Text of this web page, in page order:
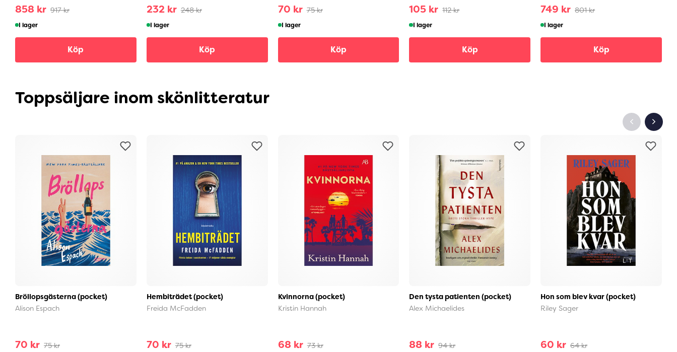
858 kr 917 kr
I lager
Köp
232 kr 248 kr
I lager
Köp
70 kr 75 kr
I lager
Köp
105 kr 112 kr
I lager
Köp
749 kr 801 kr
I lager
Köp
Toppsäljare inom skönlitteratur
Bröllopsgästerna (pocket)
Alison Espach
70 kr 75 kr
Hembiträdet (pocket)
Freida McFadden
70 kr 75 kr
Kvinnorna (pocket)
Kristin Hannah
68 kr 73 kr
Den tysta patienten (pocket)
Alex Michaelides
88 kr 94 kr
Hon som blev kvar (pocket)
Riley Sager
60 kr 64 kr